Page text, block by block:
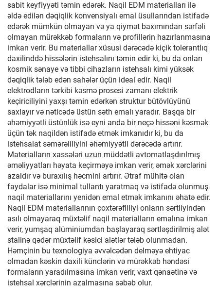
sabit keyfiyyəti təmin edərək. Naqil EDM materialları ilə
əldə edilən dəqiqlik konvensiyalı emal üsullarından istifadə
edərək mümkün olmayan və ya qiymət baxımından sərfəli
olmayan mürəkkəb formaların və profillərin hazırlanmasına
imkan verir. Bu materiallar xüsusi dərəcədə kiçik tolerantlıq
daxilinddə hissələrin istehsalını təmin edir ki, bu da onları
kosmik sənaye və tibbi cihazların istehsalı kimi yüksək
dəqiqlik tələb edən sahələr üçün ideal edir. Naqil
elektrodların tərkibi kəsmə prosesi zamanı elektrik
keçiriciliyini yaxşı təmin edərkən struktur bütövlüyünü
saxlayır və nəticədə üstün səth emalı yaradır. Başqa bir
əhəmiyyətli üstünlük isə eyni anda bir neçə hissəni kəsmək
üçün tək naqildən istifadə etmək imkanıdır ki, bu da
istehsalat səmərəliliyini əhəmiyyətli dərəcədə artırır.
Materialların xassələri uzun müddətli avtomatlaşdırılmış
əməliyyatları həyata keçirməyə imkan verir, əmək xərclərini
azaldır və buraxılış həcmini artırır. Ətraf mühitə olan
faydalar isə minimal tullantı yaratmaq və istifadə olunmuş
naqil materiallarını yenidən emal etmək imkanını əhatə edir.
Naqil EDM materiallarının çoxtərəfliliyi onların sərtliyindən
asılı olmayaraq müxtəlif naqil materialların emalına imkan
verir, yumşaq alüminiumdan başlayaraq sərtləşdirilmiş alət
stalinə qədər müxtəlif kəsici alətlər tələb olunmadan.
Həmçinin bu texnologiya əvvəlcədən delməyə ehtiyac
olmadan kəskin daxili künclərin və mürəkkəb həndəsi
formaların yaradılmasına imkan verir, vaxt qənaətinə və
istehsal xərclərinin azalmasına səbəb olur.